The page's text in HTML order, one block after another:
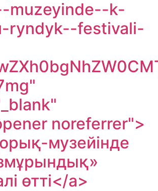
muzeyinde--k-
ryndyk--festivali-
noreferrer">
музейінде
өтті</a>